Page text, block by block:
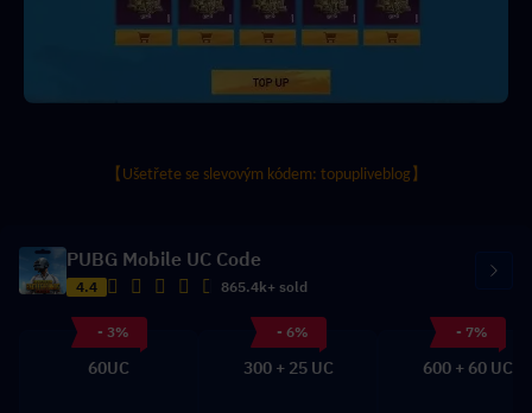
【Ušetřete se slevovým kódem: topupliveblog】
PUBG Mobile UC Code
4.4 865.4k+ sold
- 3%
60UC
- 6%
300 + 25 UC
- 7%
600 + 60 UC